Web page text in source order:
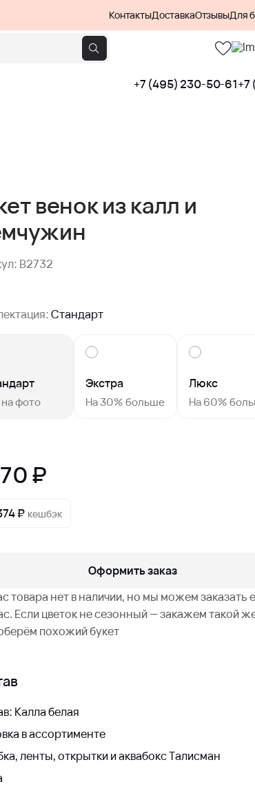
КонтактыДоставкаОтзывыДля
+7 (495) 230-50-61+7
венок из калл и
B2732
Стандарт
на фото
Экстра
На 30% больше
Люкс
На 60%
₽
₽ кешбэк
Оформить заказ
товара нет в наличии, но мы можем заказать
Если цветок не сезонный — закажем такой
похожий букет
Калла белая
в ассортименте
ленты, открытки и аквабокс Талисман